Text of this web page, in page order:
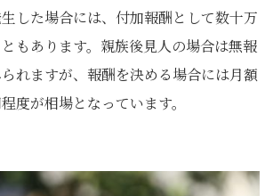
した場合には、付加報酬として数十万
もあります。親族後見人の場合は無報
れますが、報酬を決める場合には月額
度が相場となっています。